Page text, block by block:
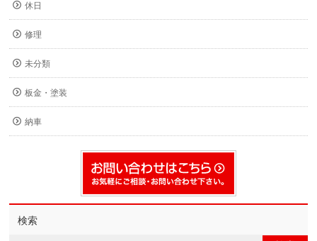
休日
修理
未分類
板金・塗装
納車
検索